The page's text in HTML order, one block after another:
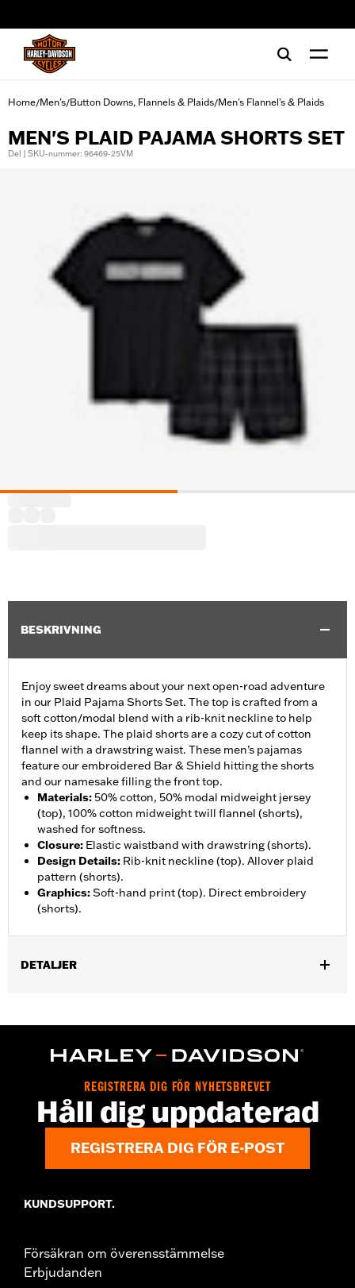
Home/Men's/Button Downs, Flannels & Plaids/Men's Flannel's & Plaids
MEN'S PLAID PAJAMA SHORTS SET
Del | SKU-nummer: 96469-25VM
BESKRIVNING
Enjoy sweet dreams about your next open-road adventure
in our Plaid Pajama Shorts Set. The top is crafted from a
soft cotton/modal blend with a rib-knit neckline to help
keep its shape. The plaid shorts are a cozy cut of cotton
flannel with a drawstring waist. These men’s pajamas
feature our embroidered Bar & Shield hitting the shorts
and our namesake filling the front top.
Materials:50% cotton, 50% modal midweight jersey
(top), 100% cotton midweight twill flannel (shorts),
washed for softness.
Closure: Elastic waistband with drawstring (shorts).
Design Details: Rib-knit neckline (top). Allover plaid
pattern (shorts).
Graphics:Soft-hand print (top). Direct embroidery
(shorts).
DETALJER
WARRANTY:2 year limited warranty – Go towww.h-
Imported
REGISTRERA DIG FÖR NYHETSBREVET
Håll dig uppdaterad
REGISTRERA DIG FÖR E-POST
KUNDSUPPORT.
Försäkran om överensstämmelse
Erbjudanden